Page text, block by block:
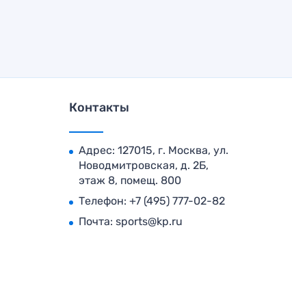
Контакты
Адрес: 127015, г. Москва, ул.
Новодмитровская, д. 2Б,
этаж 8, помещ. 800
Телефон: +7 (495) 777-02-82
Почта: sports@kp.ru